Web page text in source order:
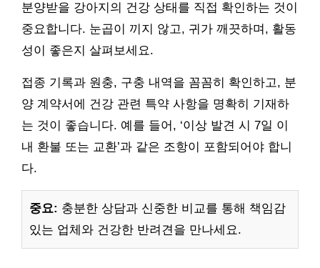
분양받을 강아지의 건강 상태를 직접 확인하는 것이
중요합니다. 눈곱이 끼지 않고, 귀가 깨끗하며, 활동
성이 좋은지 살펴보세요.
접종 기록과 원충, 구충 내역을 꼼꼼히 확인하고, 분
양 계약서에 건강 관련 특약 사항을 명확히 기재하
는 것이 좋습니다. 예를 들어, ‘이상 발견 시 7일 이
내 환불 또는 교환’과 같은 조항이 포함되어야 합니
다.
중요: 충분한 상담과 신중한 비교를 통해 책임감
있는 업체와 건강한 반려견을 만나세요.